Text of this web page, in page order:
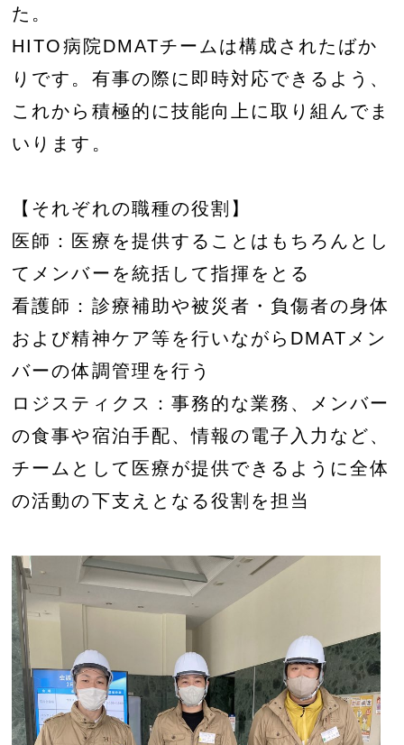
た。
HITO病院DMATチームは構成されたばか
りです。有事の際に即時対応できるよう、
これから積極的に技能向上に取り組んでま
いります。
【それぞれの職種の役割】
医師：医療を提供することはもちろんとし
てメンバーを統括して指揮をとる
看護師：診療補助や被災者・負傷者の身体
および精神ケア等を行いながらDMATメン
バーの体調管理を行う
ロジスティクス：事務的な業務、メンバー
の食事や宿泊手配、情報の電子入力など、
チームとして医療が提供できるように全体
の活動の下支えとなる役割を担当